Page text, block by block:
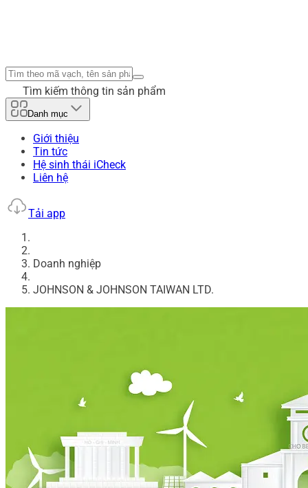
Tìm kiếm thông tin sản phẩm
Danh mục
Giới thiệu
Tin tức
Hệ sinh thái iCheck
Liên hệ
Tải app
Doanh nghiệp
JOHNSON & JOHNSON TAIWAN LTD.